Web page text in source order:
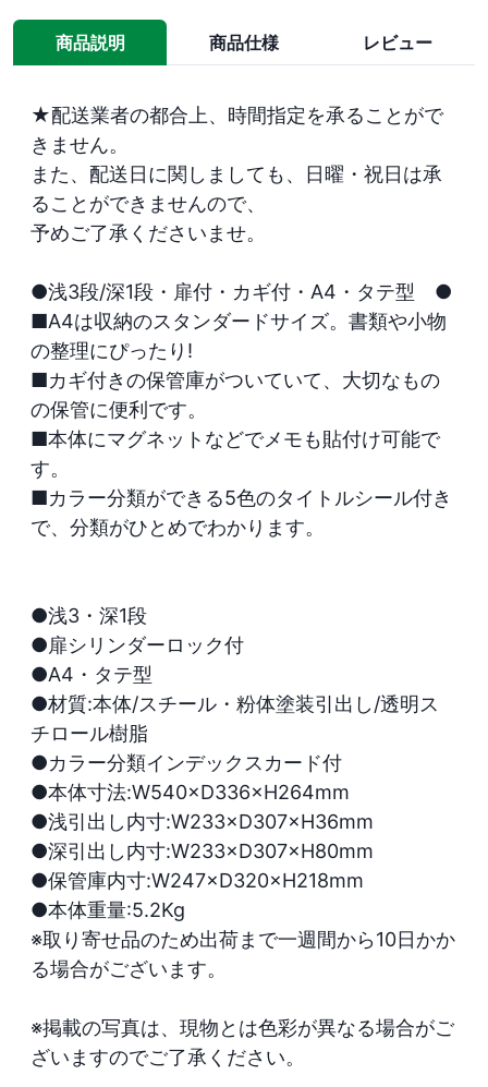
商品説明 商品仕様 レビュー
★配送業者の都合上、時間指定を承ることがで
きません。
また、配送日に関しましても、日曜・祝日は承
ることができませんので、
予めご了承くださいませ。
●浅3段/深1段・扉付・カギ付・A4・タテ型　●
■A4は収納のスタンダードサイズ。書類や小物
の整理にぴったり!
■カギ付きの保管庫がついていて、大切なもの
の保管に便利です。
■本体にマグネットなどでメモも貼付け可能で
す。
■カラー分類ができる5色のタイトルシール付き
で、分類がひとめでわかります。
●浅3・深1段
●扉シリンダーロック付
●A4・タテ型
●材質:本体/スチール・粉体塗装引出し/透明ス
チロール樹脂
●カラー分類インデックスカード付
●本体寸法:W540×D336×H264mm
●浅引出し内寸:W233×D307×H36mm
●深引出し内寸:W233×D307×H80mm
●保管庫内寸:W247×D320×H218mm
●本体重量:5.2Kg
※取り寄せ品のため出荷まで一週間から10日かか
る場合がございます。
※掲載の写真は、現物とは色彩が異なる場合がご
ざいますのでご了承ください。